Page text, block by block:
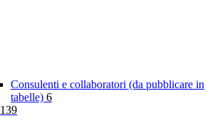
Consulenti e collaboratori (da pubblicare in
tabelle) 6
139